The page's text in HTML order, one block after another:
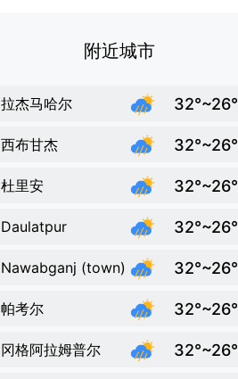
附近城市
拉杰马哈尔 32°~26°
西布甘杰 32°~26°
杜里安 32°~26°
Daulatpur 32°~26°
Nawabganj (town) 32°~26°
帕考尔 32°~26°
冈格阿拉姆普尔 32°~26°